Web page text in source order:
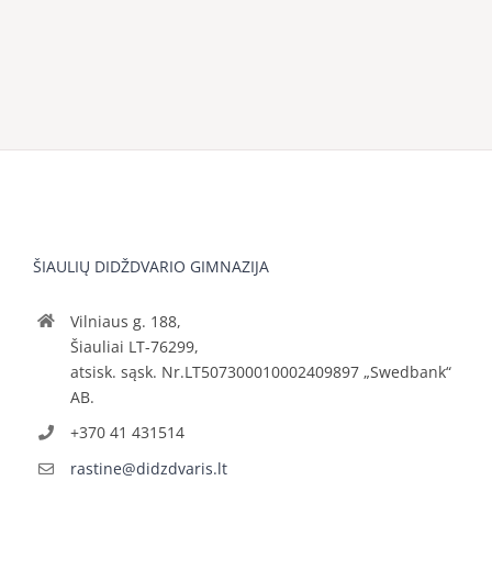
ŠIAULIŲ DIDŽDVARIO GIMNAZIJA
Vilniaus g. 188,
Šiauliai LT-76299,
atsisk. sąsk. Nr.LT507300010002409897 „Swedbank“
AB.
+370 41 431514
rastine@didzdvaris.lt